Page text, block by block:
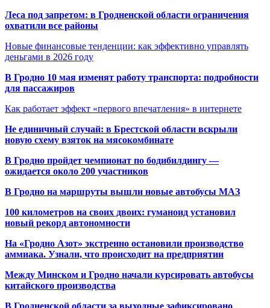
Леса под запретом: в Гродненской области ограничения
охватили все районы
Новые финансовые тенденции: как эффективно управлять
деньгами в 2026 году
В Гродно 10 мая изменят работу транспорта: подробности
для пассажиров
Как работает эффект «первого впечатления» в интернете
Не единичный случай: в Брестской области вскрыли
новую схему взяток на мясокомбинате
В Гродно пройдет чемпионат по бодибилдингу —
ожидается около 200 участников
В Гродно на маршруты вышли новые автобусы МАЗ
100 километров на своих двоих: гуманоид установил
новый рекорд автономности
На «Гродно Азот» экстренно остановили производство
аммиака. Узнали, что происходит на предприятии
Между Минском и Гродно начали курсировать автобусы
китайского производства
В Гродненской области за выходные зафиксировано